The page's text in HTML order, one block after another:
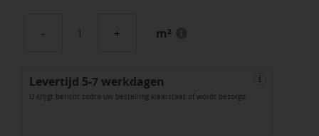
Grande
Linea
50x50x6cm
m²
Levertijd 5-7 werkdagen
U krijgt bericht zodra uw bestelling klaarstaat of wordt bezorgd.
i